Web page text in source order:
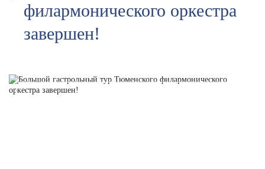
филармонического оркестра
завершен!